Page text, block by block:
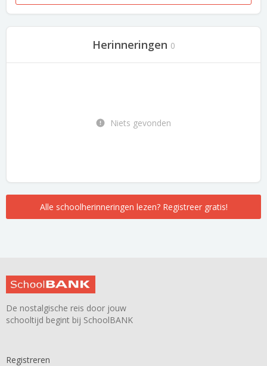
Herinneringen 0
Niets gevonden
Alle schoolherinneringen lezen? Registreer gratis!
De nostalgische reis door jouw
schooltijd begint bij SchoolBANK
Registreren